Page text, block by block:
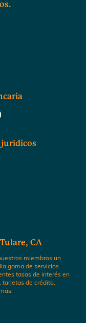
CA
miembros un
gama de servicios
tasas de interés en
tarjetas de crédito,